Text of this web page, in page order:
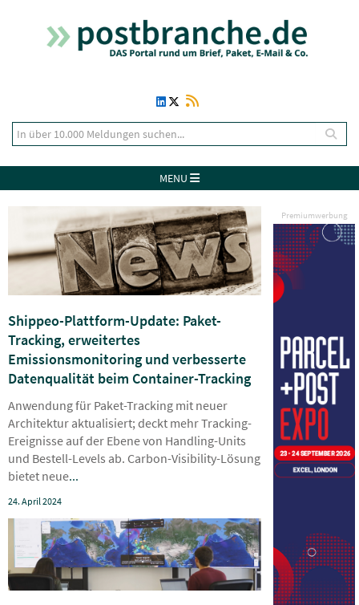
MENU
Premiumwerbung
Shippeo-Plattform-Update: Paket-
Tracking, erweitertes
Emissionsmonitoring und verbesserte
Datenqualität beim Container-Tracking
Anwendung für Paket-Tracking mit neuer
Architektur aktualisiert; deckt mehr Tracking-
Ereignisse auf der Ebene von Handling-Units
und Bestell-Levels ab. Carbon-Visibility-Lösung
bietet neue...
24. April 2024